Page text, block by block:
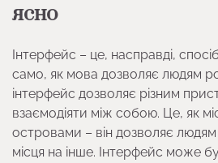
ясно
Інтерфейс – це, насправді,
само, як мова дозволяє людям
інтерфейс дозволяє різним
взаємодіяти між собою. Це, як
островами – він дозволяє
місця на інше. Інтерфейс може